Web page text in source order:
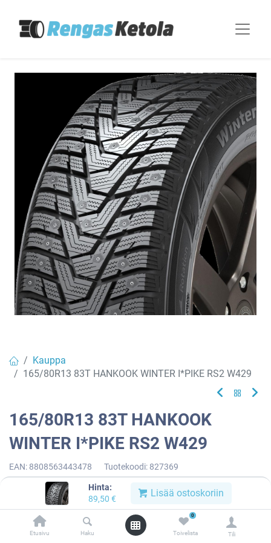
Hinta:
89,50 € Lisää ostoskoriin
Etusivu Haku
0
Toivelista Tili
Kauppa
165/80R13 83T HANKOOK WINTER I*PIKE RS2 W429
165/80R13 83T HANKOOK
WINTER I*PIKE RS2 W429
EAN: 8808563443478 Tuotekoodi: 827369
€ / kpl
Toimittajilla (kotimaa):
Saatavilla
Toimitusaika:2 arkipäivää